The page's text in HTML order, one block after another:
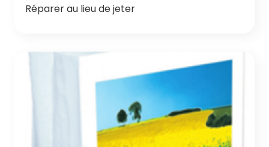
Réparer au lieu de jeter